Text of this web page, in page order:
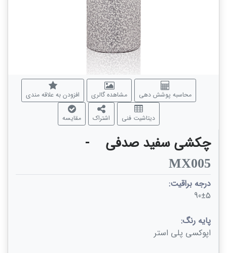
محاسبه پوشش دهی مشاهده گالری افزودن به علاقه مندی
دیتاشیت فنی اشتراک مقایسه
چکشی سفید صدفی -
MX005
درجه براقیت:
90±5
پایه رنگ:
اپوکسی پلی استر